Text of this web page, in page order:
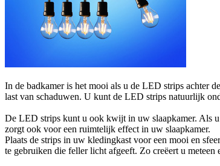
In de badkamer is het mooi als u de LED strips achter
last van schaduwen. U kunt de LED strips natuurlijk
De LED strips kunt u ook kwijt in uw slaapkamer. Als
zorgt ook voor een ruimtelijk effect in uw slaapkamer.
Plaats de strips in uw kledingkast voor een mooi en
te gebruiken die feller licht afgeeft. Zo creëert u meteen